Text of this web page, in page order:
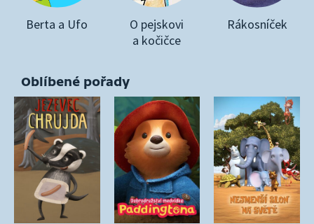
Berta a Ufo
O pejskovi
a kočičce
Rákosníček
Oblíbené pořady